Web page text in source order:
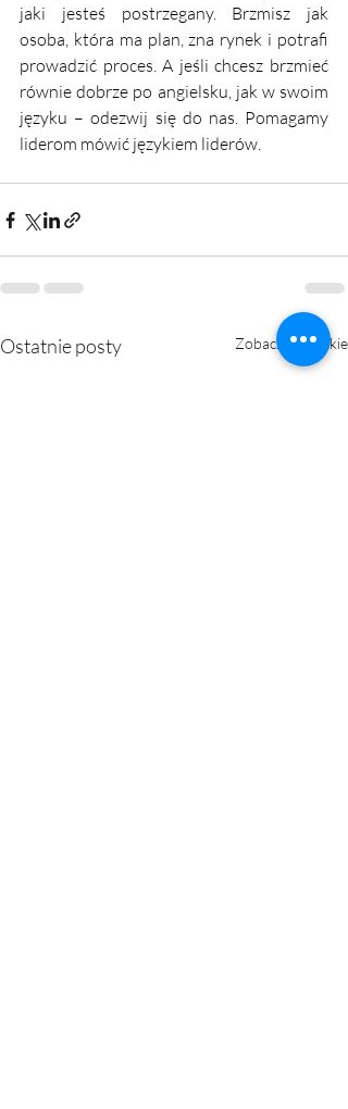
jaki jesteś postrzegany. Brzmisz jak
osoba, która ma plan, zna rynek i potrafi
prowadzić proces. A jeśli chcesz brzmieć
równie dobrze po angielsku, jak w swoim
języku – odezwij się do nas. Pomagamy
liderom mówić językiem liderów.
Ostatnie posty Zobacz wszystkie